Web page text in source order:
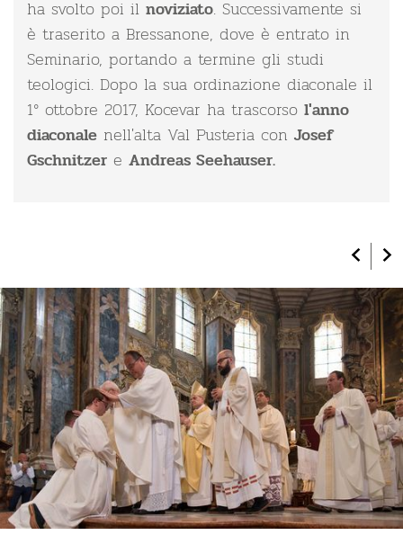
ha svolto poi il noviziato. Successivamente si
è traserito a Bressanone, dove è entrato in
Seminario, portando a termine gli studi
teologici. Dopo la sua ordinazione diaconale il
1° ottobre 2017, Kocevar ha trascorso l'anno
diaconale nell'alta Val Pusteria con Josef
Gschnitzer e Andreas Seehauser.